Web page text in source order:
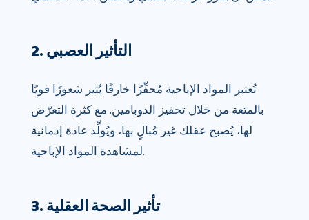
2. التأثير العصبي
تُعتبر المواد الإباحية مُحفِّزًا خارقًا يُثير شعورًا قويًا
بالمتعة من خلال تحفيز الدوبامين. مع كثرة التعرّض
لها، يُصبح عقلك غير مُبالٍ بها، ويُولِّد عادة إدمانية
لمشاهدة المواد الإباحية.
3. تأثير الصحة العقلية